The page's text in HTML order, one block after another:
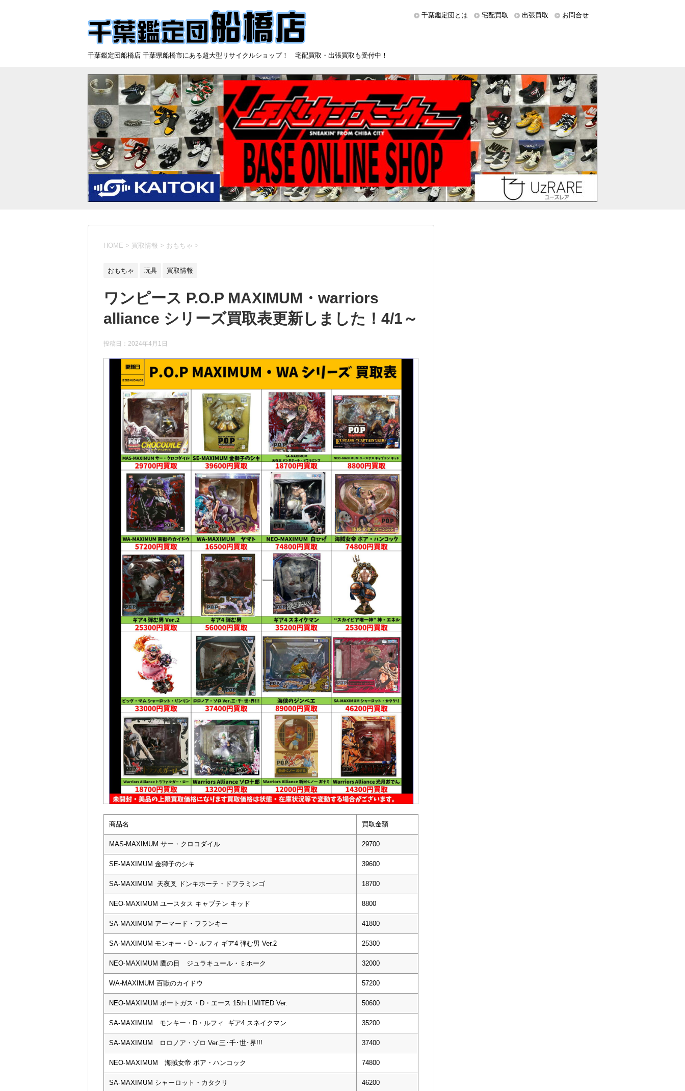
千葉鑑定団船橋店 千葉県船橋市にある超大型リサイクルショップ！ 宅配買取・出張買取も受付中！
千葉鑑定団とは 宅配買取 出張買取 お問合せ
HOME > 買取情報 > おもちゃ >
おもちゃ 玩具 買取情報
ワンピース P.O.P MAXIMUM・warriors
alliance シリーズ買取表更新しました！4/1～
投稿日： 2024年4月1日
商品名 買取金額
MAS-MAXIMUM サー・クロコダイル 29700
SE-MAXIMUM 金獅子のシキ 39600
SA-MAXIMUM 天夜叉 ドンキホーテ・ドフラミンゴ 18700
NEO-MAXIMUM ユースタス キャプテン キッド 8800
SA-MAXIMUM アーマード・フランキー 41800
SA-MAXIMUM モンキー・D・ルフィ ギア4 弾む男 Ver.2 25300
NEO-MAXIMUM 鷹の目 ジュラキュール・ミホーク 32000
WA-MAXIMUM 百獣のカイドウ 57200
NEO-MAXIMUM ポートガス・D・エース 15th LIMITED Ver. 50600
SA-MAXIMUM モンキー・D・ルフィ ギア4 スネイクマン 35200
SA-MAXIMUM ロロノア・ゾロ Ver.三･千･世･界!!! 37400
NEO-MAXIMUM 海賊女帝 ボア・ハンコック 74800
SA-MAXIMUM シャーロット・カタクリ 46200